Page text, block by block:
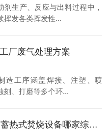
剂生产、反应与出料过程中，
挥发各类挥发性...
厂废气处理方案
造工序涵盖焊接、注塑、喷
刻、打磨等多个环...
RTO蓄热式焚烧设备哪家综合实力强